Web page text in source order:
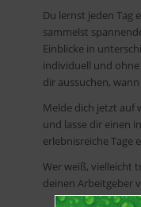
Du lernst jeden Tag
sammelst
Einblicke in
individuell und
dir aussuchen,
Melde dich jetzt auf
und lasse dir einen
erlebnisreiche Tage
Wer weiß, vielleicht
deinen Arbeitgeber